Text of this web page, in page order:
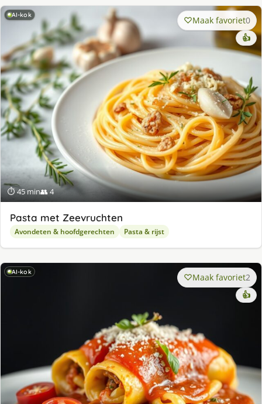
AI-kok
⏱ 45 min👥 4
Maak favoriet0
👍
Pasta met Zeevruchten
Avondeten & hoofdgerechten Pasta & rijst
AI-kok Maak favoriet2
👍